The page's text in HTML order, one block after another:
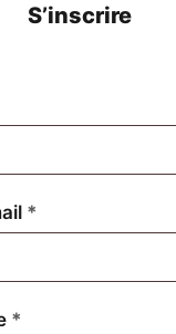
S’inscrire
*
*